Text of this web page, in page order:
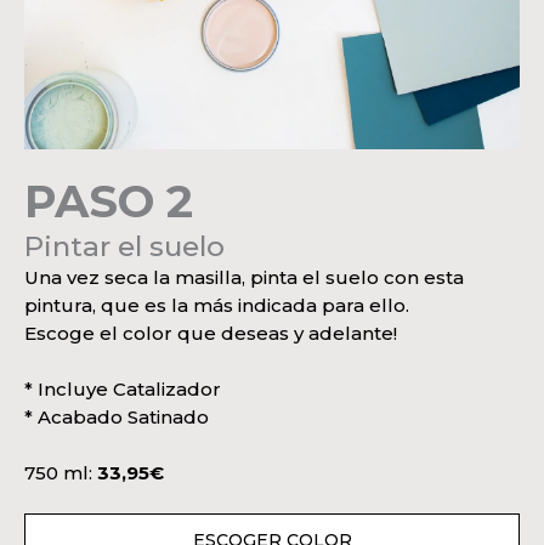
PASO 2
Pintar el suelo
Una vez seca la masilla, pinta el suelo con esta
pintura, que es la más indicada para ello.
Escoge el color que deseas y adelante!
* Incluye Catalizador
* Acabado Satinado
750 ml: 33,95€